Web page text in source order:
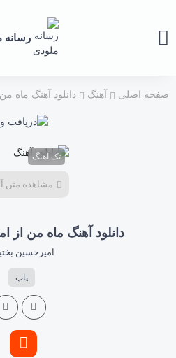
رسانه
صفحه اصلی آهنگ دانلود آهنگ ماه
تک آهنگ
مشاهده متن
دانلود آهنگ ماه من از
امیرحسین
پاپ